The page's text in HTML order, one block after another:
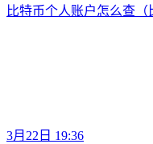
比特币个人账户怎么查（
3月22日 19:36